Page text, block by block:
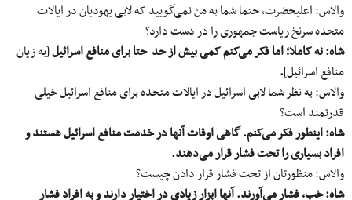
والاس: اعلیحضرت، حتما شما به من نمی‌گویید که لابی یهودیان در ایالات
متحده سرنخ ریاست جمهوری را در دست دارد؟
شاه: نه کاملا؛ اما فکر می‌کنم کمی بیش از حد حتا برای منافع اسرائیل[به زیان
منافع اسرائیل].
والاس: به نظر شما لابی اسرائیل در ایالات متحده برای منافع اسرائیل خیلی
قدرتمند است؟
شاه: اینطور فکر می‌کنم. گاهی اوقات آنها در خدمت منافع اسرائیل هستند و
افراد بسیاری را تحت فشار قرار می‌دهند.
والاس: منظورتان از تحت فشار قرار دادن چیست؟
شاه: خب، فشار می‌آورند. آنها ابزار زیادی در اختیار دارند و به افراد فشار